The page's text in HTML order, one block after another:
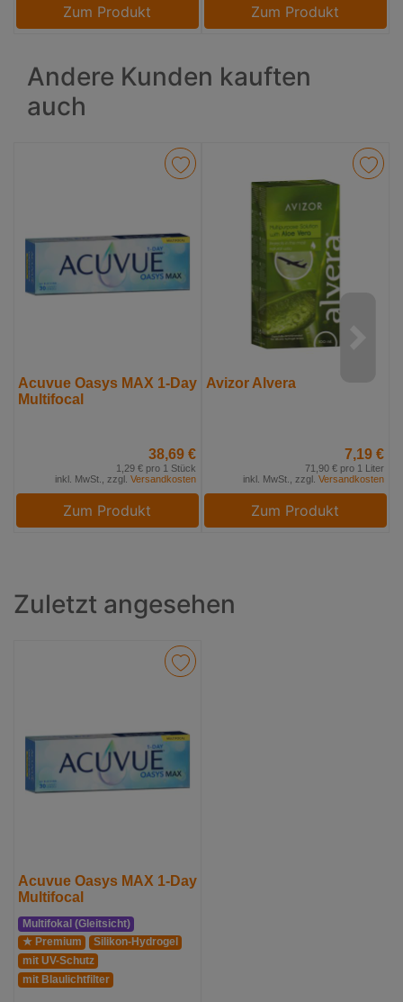
Zum Produkt Zum Produkt
Andere Kunden kauften
auch
Acuvue Oasys MAX 1-Day
Multifocal
38,69 €
1,29 € pro 1 Stück
inkl. MwSt., zzgl. Versandkosten
Zum Produkt
Avizor Alvera
7,19 €
71,90 € pro 1 Liter
inkl. MwSt., zzgl. Versandkosten
Zum Produkt
Zuletzt angesehen
Acuvue Oasys MAX 1-Day
Multifocal
Multifokal (Gleitsicht)
★ Premium
Silikon-Hydrogel
mit UV-Schutz
mit Blaulichtfilter